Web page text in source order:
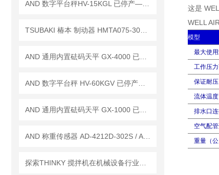
这是
WELL
模型
最大使用
工作压力
保证耐压
流体温度
排水口连
空气配管
重量（公